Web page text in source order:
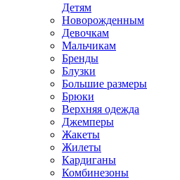
Детям
Новорожденным
Девочкам
Мальчикам
Бренды
Блузки
Большие размеры
Брюки
Верхняя одежда
Джемперы
Жакеты
Жилеты
Кардиганы
Комбинезоны